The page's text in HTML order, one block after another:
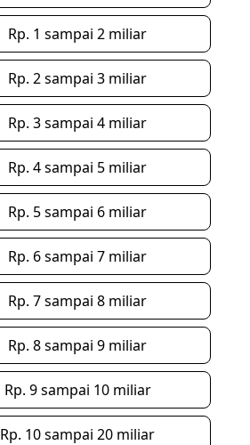
Rp. 1 sampai 2 miliar
Rp. 2 sampai 3 miliar
Rp. 3 sampai 4 miliar
Rp. 4 sampai 5 miliar
Rp. 5 sampai 6 miliar
Rp. 6 sampai 7 miliar
Rp. 7 sampai 8 miliar
Rp. 8 sampai 9 miliar
Rp. 9 sampai 10 miliar
Rp. 10 sampai 20 miliar